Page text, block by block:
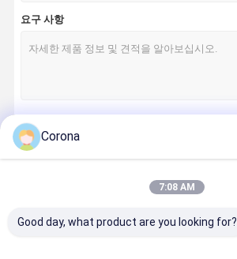
보일러 철골 구조
파이프 랙 구조
요구 사항
Corona
7:08 AM
Good day, what product are you looking for?